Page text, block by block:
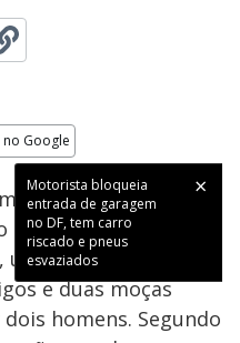
Google
Motorista bloqueia
entrada de garagem
no DF, tem carro
riscado e pneus
esvaziados
Primo busca justiça
a um bar em
açougueiro de 36
e duas moças
homens. Segundo